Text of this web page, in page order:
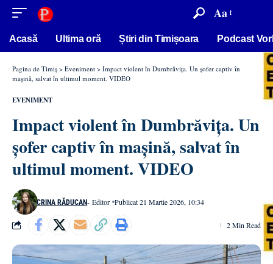
conținut Aa
Acasă Ultima oră Știri din Timișoara Podcast
Pagina de Timiș > Eveniment > Impact violent în Dumbrăvița. Un șofer captiv în
mașină, salvat în ultimul moment. VIDEO
EVENIMENT
Impact violent în Dumbrăvița. Un
șofer captiv în mașină, salvat în
ultimul moment. VIDEO
CRINA RĂDUCAN- Editor Publicat 21 Martie 2026, 10:34
2 Min Read